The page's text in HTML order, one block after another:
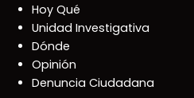
Hoy Qué
Unidad Investigativa
Dónde
Opinión
Denuncia Ciudadana